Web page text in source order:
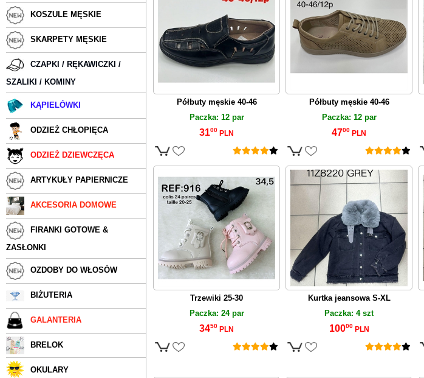
KOSZULE MĘSKIE
SKARPETY MĘSKIE
CZAPKI / RĘKAWICZKI /
SZALIKI / KOMINY
KĄPIELÓWKI
ODZIEŻ CHŁOPIĘCA
ODZIEŻ DZIEWCZĘCA
ARTYKUŁY PAPIERNICZE
AKCESORIA DOMOWE
FIRANKI GOTOWE &
ZASŁONKI
OZDOBY DO WŁOSÓW
BIŻUTERIA
GALANTERIA
BRELOK
OKULARY
Półbuty męskie 40-46
Paczka: 12 par
3100 PLN
Półbuty męskie 40-46
Paczka: 12 par
4700 PLN
Trzewiki 25-30
Paczka: 24 par
3450 PLN
Kurtka jeansowa S-XL
Paczka: 4 szt
10000 PLN